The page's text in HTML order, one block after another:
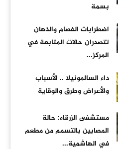
بسمة
اضطرابات الفصام والذهان
تتصدران حالات المتابعة في
المركز...
داء السالمونيلا .. الأسباب
والأعراض وطرق والوقاية
مستشفى الزرقاء: حالة
المصابين بالتسمم من مطعم
في الهاشمية...